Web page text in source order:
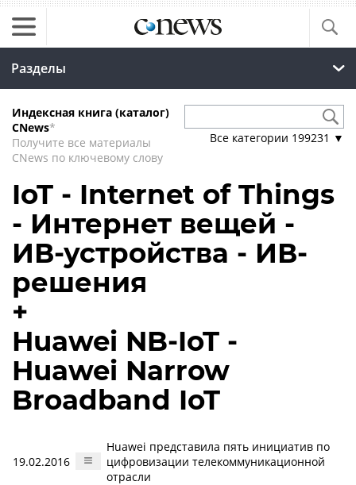
Разделы
Индексная книга (каталог)
CNews*
Получите все материалы
CNews по ключевому слову
Все категории 199231 ▼
IoT - Internet of Things
- Интернет вещей -
ИВ-устройства - ИВ-
решения
+
Huawei NB-IoT -
Huawei Narrow
Broadband IoT
19.02.2016
Huawei представила пять инициатив по
цифровизации телекоммуникационной
отрасли